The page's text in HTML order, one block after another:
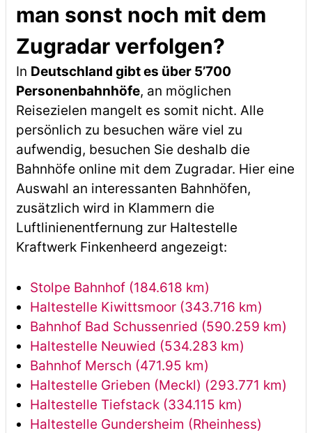
man sonst noch mit dem
Zugradar verfolgen?
In Deutschland gibt es über 5’700
Personenbahnhöfe, an möglichen
Reisezielen mangelt es somit nicht. Alle
persönlich zu besuchen wäre viel zu
aufwendig, besuchen Sie deshalb die
Bahnhöfe online mit dem Zugradar. Hier eine
Auswahl an interessanten Bahnhöfen,
zusätzlich wird in Klammern die
Luftlinienentfernung zur Haltestelle
Kraftwerk Finkenheerd angezeigt:
Stolpe Bahnhof (184.618 km)
Haltestelle Kiwittsmoor (343.716 km)
Bahnhof Bad Schussenried (590.259 km)
Haltestelle Neuwied (534.283 km)
Bahnhof Mersch (471.95 km)
Haltestelle Grieben (Meckl) (293.771 km)
Haltestelle Tiefstack (334.115 km)
Haltestelle Gundersheim (Rheinhess)